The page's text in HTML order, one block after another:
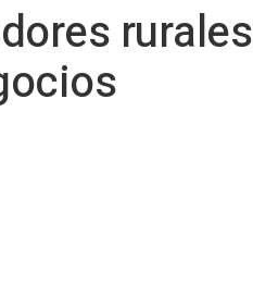
rurales